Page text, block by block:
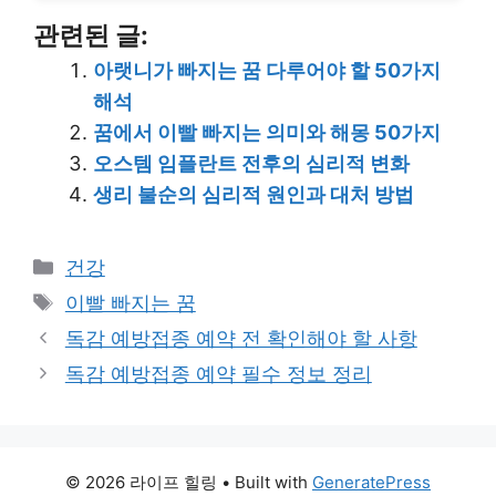
관련된 글:
아랫니가 빠지는 꿈 다루어야 할 50가지
해석
꿈에서 이빨 빠지는 의미와 해몽 50가지
오스템 임플란트 전후의 심리적 변화
생리 불순의 심리적 원인과 대처 방법
Categories
건강
Tags
이빨 빠지는 꿈
독감 예방접종 예약 전 확인해야 할 사항
독감 예방접종 예약 필수 정보 정리
© 2026 라이프 힐링 • Built with GeneratePress